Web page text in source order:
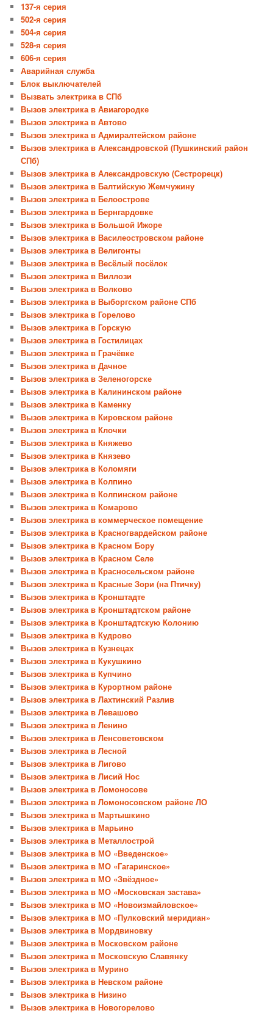
137-я серия
502-я серия
504-я серия
528-я серия
606-я серия
Аварийная служба
Блок выключателей
Вызвать электрика в СПб
Вызов электрика в Авиагородке
Вызов электрика в Автово
Вызов электрика в Адмиралтейском районе
Вызов электрика в Александровской (Пушкинский район
СПб)
Вызов электрика в Александровскую (Сестрорецк)
Вызов электрика в Балтийскую Жемчужину
Вызов электрика в Белоострове
Вызов электрика в Бернгардовке
Вызов электрика в Большой Ижоре
Вызов электрика в Василеостровском районе
Вызов электрика в Велигонты
Вызов электрика в Весёлый посёлок
Вызов электрика в Виллози
Вызов электрика в Волково
Вызов электрика в Выборгском районе СПб
Вызов электрика в Горелово
Вызов электрика в Горскую
Вызов электрика в Гостилицах
Вызов электрика в Грачёвке
Вызов электрика в Дачное
Вызов электрика в Зеленогорске
Вызов электрика в Калининском районе
Вызов электрика в Каменку
Вызов электрика в Кировском районе
Вызов электрика в Клочки
Вызов электрика в Княжево
Вызов электрика в Князево
Вызов электрика в Коломяги
Вызов электрика в Колпино
Вызов электрика в Колпинском районе
Вызов электрика в Комарово
Вызов электрика в коммерческое помещение
Вызов электрика в Красногвардейском районе
Вызов электрика в Красном Бору
Вызов электрика в Красном Селе
Вызов электрика в Красносельском районе
Вызов электрика в Красные Зори (на Птичку)
Вызов электрика в Кронштадте
Вызов электрика в Кронштадтском районе
Вызов электрика в Кронштадтскую Колонию
Вызов электрика в Кудрово
Вызов электрика в Кузнецах
Вызов электрика в Кукушкино
Вызов электрика в Купчино
Вызов электрика в Курортном районе
Вызов электрика в Лахтинский Разлив
Вызов электрика в Левашово
Вызов электрика в Ленино
Вызов электрика в Ленсоветовском
Вызов электрика в Лесной
Вызов электрика в Лигово
Вызов электрика в Лисий Нос
Вызов электрика в Ломоносове
Вызов электрика в Ломоносовском районе ЛО
Вызов электрика в Мартышкино
Вызов электрика в Марьино
Вызов электрика в Металлострой
Вызов электрика в МО «Введенское»
Вызов электрика в МО «Гагаринское»
Вызов электрика в МО «Звёздное»
Вызов электрика в МО «Московская застава»
Вызов электрика в МО «Новоизмайловское»
Вызов электрика в МО «Пулковский меридиан»
Вызов электрика в Мордвиновку
Вызов электрика в Московском районе
Вызов электрика в Московскую Славянку
Вызов электрика в Мурино
Вызов электрика в Невском районе
Вызов электрика в Низино
Вызов электрика в Новогорелово